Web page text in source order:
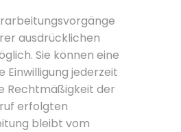
ausdrücklichen
Sie können eine
Einwilligung jederzeit
Rechtmäßigkeit der
erfolgten
bleibt vom